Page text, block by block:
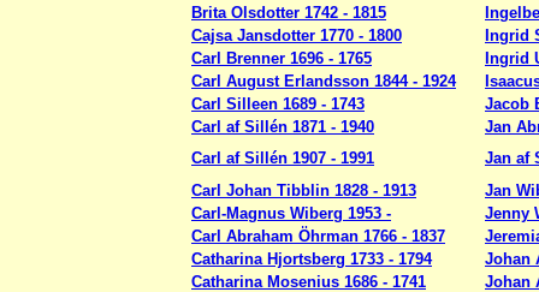
Brita Olsdotter 1742 - 1815
Cajsa Jansdotter 1770 - 1800
Ingrid
Carl Brenner 1696 - 1765
Ingrid
Carl August Erlandsson 1844 - 1924
Carl Silleen 1689 - 1743
Jacob
Carl af Sillén 1871 - 1940
Jan
Carl af Sillén 1907 - 1991
Jan af
Carl Johan Tibblin 1828 - 1913
Jan
Carl-Magnus Wiberg 1953 -
Jenny
Carl Abraham Öhrman 1766 - 1837
Catharina Hjortsberg 1733 - 1794
Johan
Catharina Mosenius 1686 - 1741
Johan